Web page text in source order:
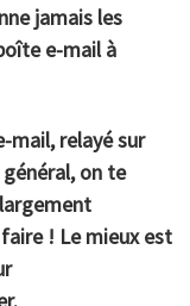
jamais les
e-mail à
mail, relayé sur
on te
! Le mieux est